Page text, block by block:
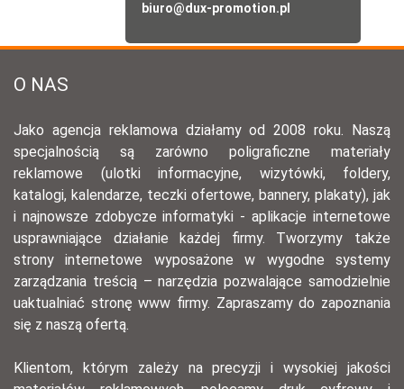
biuro@dux-promotion.pl
O NAS
Jako agencja reklamowa działamy od 2008 roku. Naszą
specjalnością są zarówno poligraficzne materiały
reklamowe (ulotki informacyjne, wizytówki, foldery,
katalogi, kalendarze, teczki ofertowe, bannery, plakaty), jak
i najnowsze zdobycze informatyki - aplikacje internetowe
usprawniające działanie każdej firmy. Tworzymy także
strony internetowe wyposażone w wygodne systemy
zarządzania treścią – narzędzia pozwalające samodzielnie
uaktualniać stronę www firmy. Zapraszamy do zapoznania
się z naszą ofertą.
Klientom, którym zależy na precyzji i wysokiej jakości